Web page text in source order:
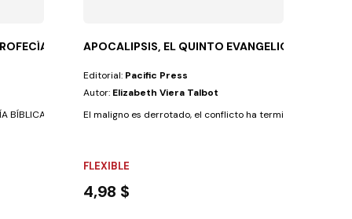
BÍBLICA
BÍBLICA se centra en las últimas profecías de...
APOCALIPSIS, EL QUINTO EVANGELIO
Editorial: Pacific Press
Autor: Elizabeth Viera Talbot
El maligno es derrotado, el conflicto ha terminado, y ¿sabes
FLEXIBLE
4,98 $